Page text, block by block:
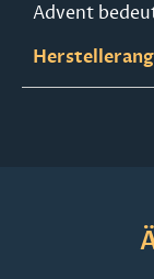
Advent